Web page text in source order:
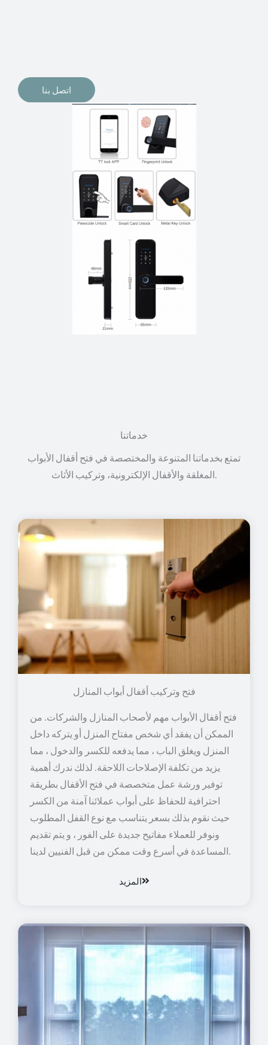
اتصل بنا
خدماتنا
تمتع بخدماتنا المتنوعة والمختصصة في فتح أقفال الأبواب
فتح وتركيب أقفال أبواب المنازل
فتح أقفال الأبواب مهم لأصحاب المنازل والشركات. من
الممكن أن يفقد أي شخص مفتاح المنزل أو يتركه داخل
المنزل ويغلق الباب ، مما يدفعه للكسر والدخول ، مما
يزيد من تكلفة الإصلاحات اللاحقة. لذلك ندرك أهمية
توفير ورشة عمل متخصصة في فتح الأقفال بطريقة
احترافية للحفاظ على أبواب عملائنا آمنة من الكسر
حيث نقوم بذلك بسعر يتناسب مع نوع القفل المطلوب
ونوفر للعملاء مفاتيح جديدة على الفور ، و يتم تقديم
المساعدة في أسرع وقت ممكن من قبل الفنيين لدينا.
المزيد